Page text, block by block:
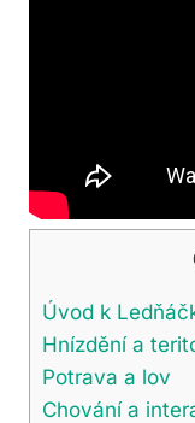
Úvod k
Hnízdění a
Potrava a lov
Chování a